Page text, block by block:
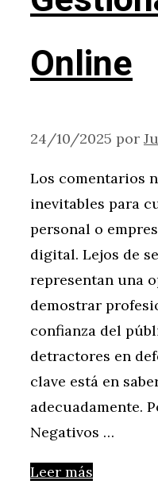
Online
24/10/2025 por
Los comentarios
inevitables para
personal o
digital. Lejos de
representan una
demostrar
confianza del
detractores en
clave está en
adecuadamente.
Negativos …
Leer más